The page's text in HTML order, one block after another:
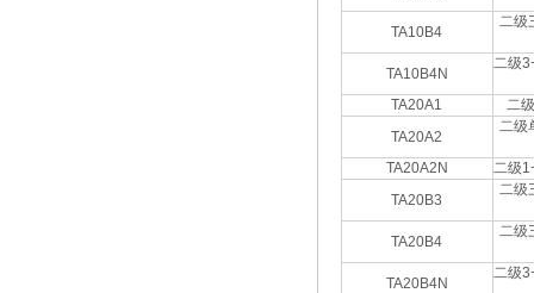
TA10B4
二级
TA10B4N
二级
TA20A1
二
TA20A2
二级
TA20A2N
二级
TA20B3
二级
TA20B4
二级
TA20B4N
二级